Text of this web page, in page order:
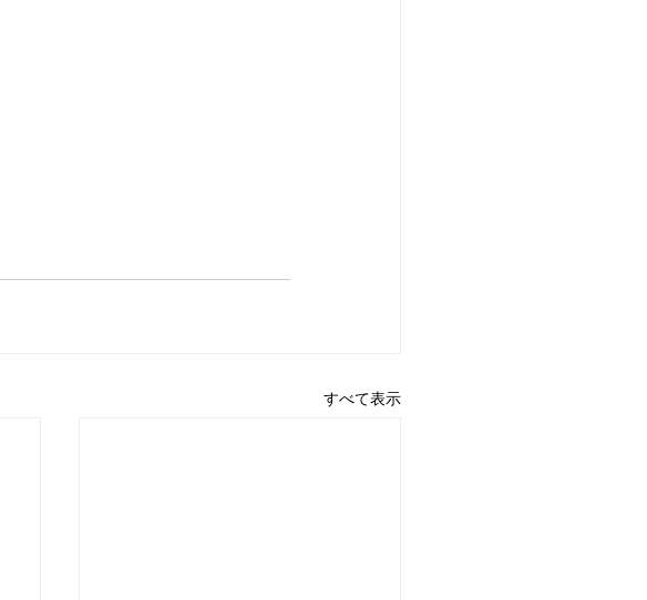
すべて表示